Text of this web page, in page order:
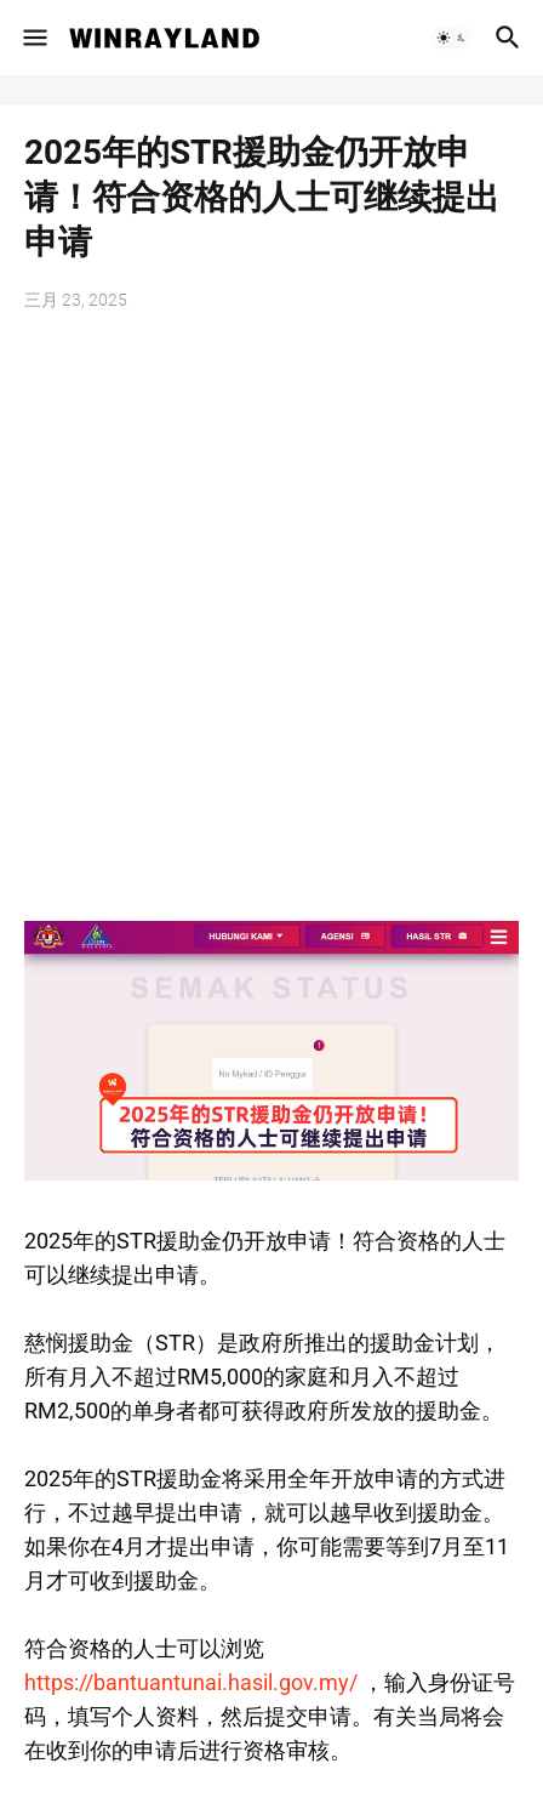
2025年的STR援助金仍开放申
请！符合资格的人士可继续提出
申请
三月 23, 2025
2025年的STR援助金仍开放申请！符合资格的人士
可以继续提出申请。
慈悯援助金（STR）是政府所推出的援助金计划，
所有月入不超过RM5,000的家庭和月入不超过
RM2,500的单身者都可获得政府所发放的援助金。
2025年的STR援助金将采用全年开放申请的方式进
行，不过越早提出申请，就可以越早收到援助金。
如果你在4月才提出申请，你可能需要等到7月至11
月才可收到援助金。
符合资格的人士可以浏览
https://bantuantunai.hasil.gov.my/ ，输入身份证号
码，填写个人资料，然后提交申请。有关当局将会
在收到你的申请后进行资格审核。